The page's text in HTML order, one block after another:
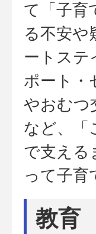
て「子育
る不安や
ートステ
ポート・
やおむつ
など、「
で支える
って子育
教育